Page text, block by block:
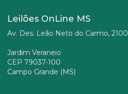
Leilões OnLine MS
Av. Des. Leão Neto do Carmo, 2100
Jardim Veraneio
CEP 79037-100
Campo Grande (MS)